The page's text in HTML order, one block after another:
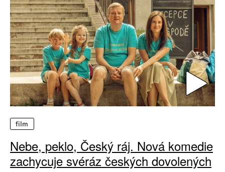
film
Nebe, peklo, Český ráj. Nová komedie
zachycuje svéráz českých dovolených